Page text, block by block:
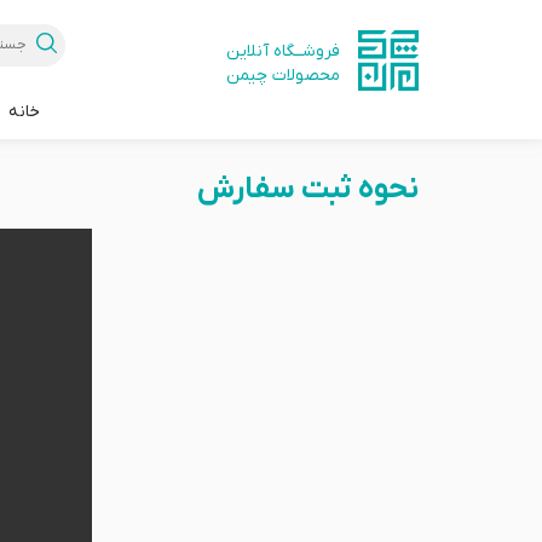
فروشــگاه آنلاین
محصولات چیمن
خانه
نحوه ثبت سفارش